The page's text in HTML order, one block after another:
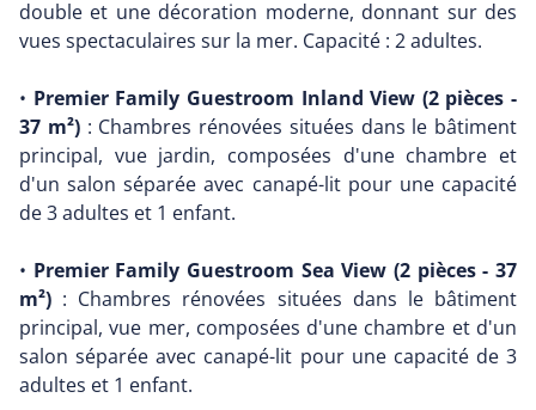
double et une décoration moderne, donnant sur des
vues spectaculaires sur la mer. Capacité : 2 adultes.
• Premier Family Guestroom Inland View (2 pièces -
37 m²): Chambres rénovées situées dans le bâtiment
principal, vue jardin, composées d'une chambre et
d'un salon séparée avec canapé-lit pour une capacité
de 3 adultes et 1 enfant.
• Premier Family Guestroom Sea View (2 pièces - 37
m²) : Chambres rénovées situées dans le bâtiment
principal, vue mer, composées d'une chambre et d'un
salon séparée avec canapé-lit pour une capacité de 3
adultes et 1 enfant.